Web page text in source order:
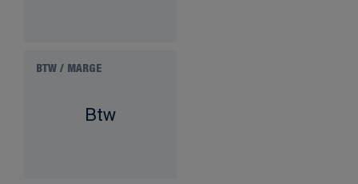
BTW / MARGE
Btw